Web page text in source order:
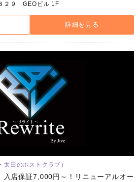
２９ GEOビル 1F
詳細を見る
田のホストクラブ）
入店保証7,000円～！リニューアルオー